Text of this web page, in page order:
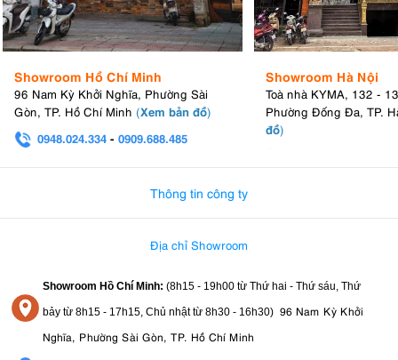
Showroom Hồ Chí Minh
96 Nam Kỳ Khởi Nghĩa, Phường Sài
Gòn, TP. Hồ Chí Minh (Xem bản đồ)
0948.024.334 - 0909.688.485
Showroom Hà Nội
Toà nhà KYMA, 132 -
Phường Đống Đa, TP.
đồ)
Thông tin công ty
Địa chỉ Showroom
Showroom Hồ Chí Minh: (8h15 - 19h00 từ Thứ hai - Thứ sáu, Thứ
bảy từ 8h15 - 17h15, Chủ nhật từ 8h30 - 16h30) 96 Nam Kỳ Khởi
Nghĩa, Phường Sài Gòn, TP. Hồ Chí Minh